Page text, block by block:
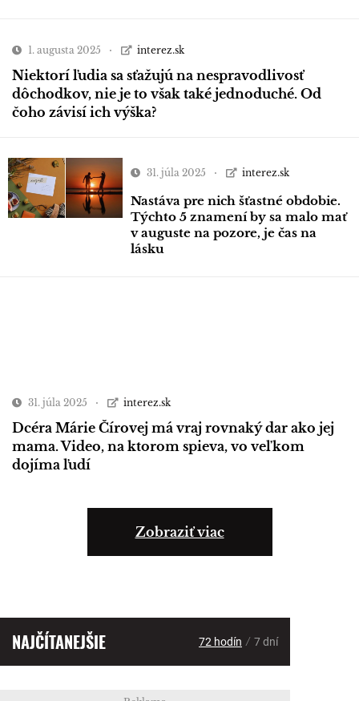
1. augusta 2025 interez.sk
Niektorí ľudia sa sťažujú na nespravodlivosť
dôchodkov, nie je to však také jednoduché. Od
čoho závisí ich výška?
31. júla 2025 interez.sk
Nastáva pre nich šťastné obdobie.
Týchto 5 znamení by sa malo mať
v auguste na pozore, je čas na
lásku
31. júla 2025 interez.sk
Dcéra Márie Čírovej má vraj rovnaký dar ako jej
mama. Video, na ktorom spieva, vo veľkom
dojíma ľudí
Zobraziť viac
NAJČÍTANEJŠIE 72 hodín / 7 dní